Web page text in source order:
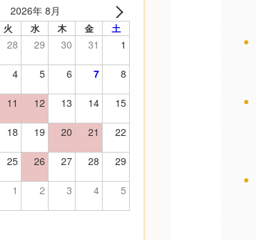
2026年 8月
火 水 木 金 土
28 29 30 31 1
4 5 6 7 8
11 12 13 14 15
18 19 20 21 22
25 26 27 28 29
1 2 3 4 5